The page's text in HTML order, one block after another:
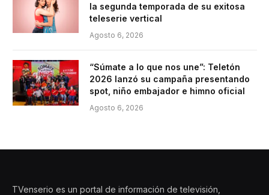
la segunda temporada de su exitosa
teleserie vertical
Agosto 6, 2026
“Súmate a lo que nos une”: Teletón
2026 lanzó su campaña presentando
spot, niño embajador e himno oficial
Agosto 6, 2026
TVenserio es un portal de información de televisión,